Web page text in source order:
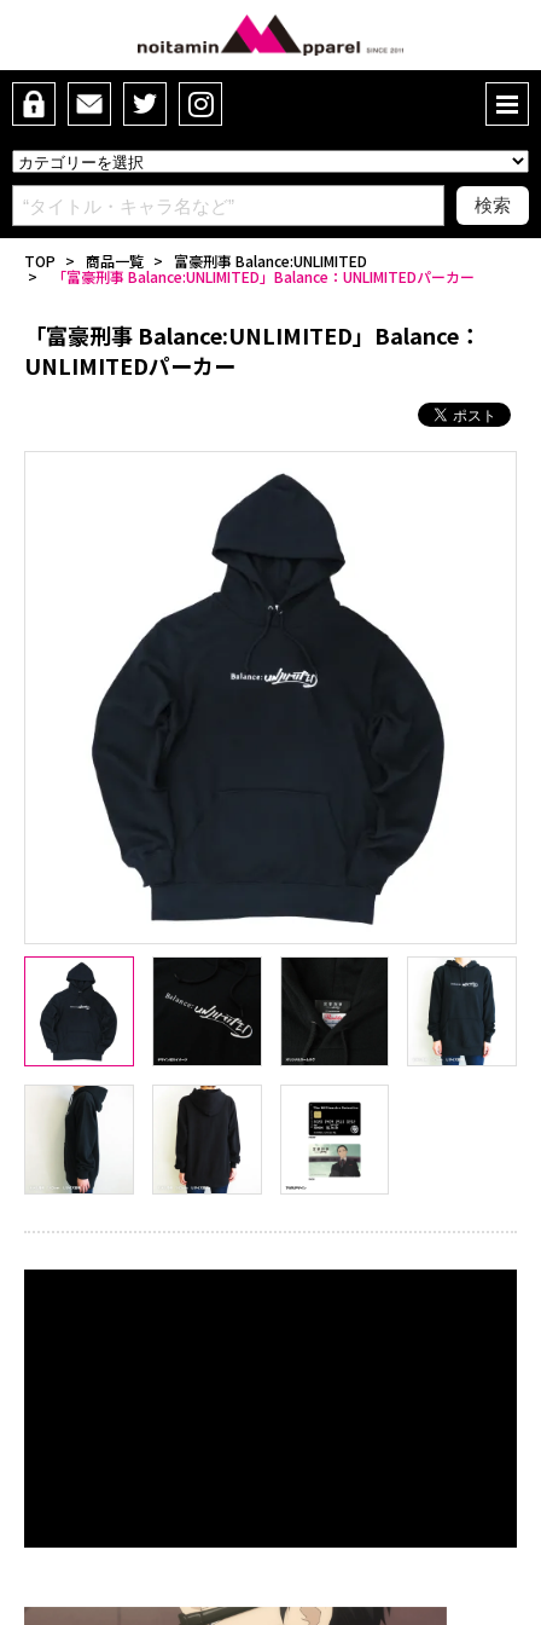
TOP > 商品一覧 > 富豪刑事 Balance:UNLIMITED
> 「富豪刑事 Balance:UNLIMITED」Balance：UNLIMITEDパーカー
「富豪刑事 Balance:UNLIMITED」Balance：
UNLIMITEDパーカー